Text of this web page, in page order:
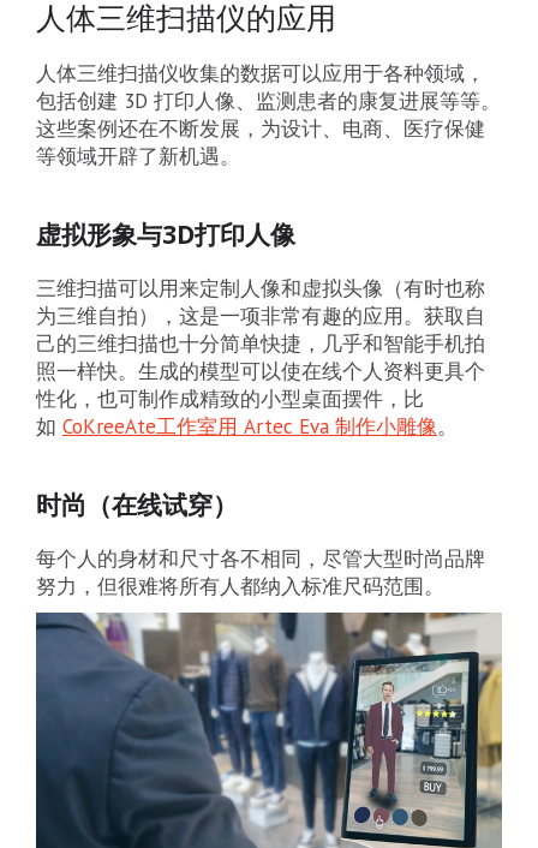
人体三维扫描仪的应用
人体三维扫描仪收集的数据可以应用于各种领域，
包括创建 3D 打印人像、监测患者的康复进展等等。
这些案例还在不断发展，为设计、电商、医疗保健
等领域开辟了新机遇。
虚拟形象与3D打印人像
三维扫描可以用来定制人像和虚拟头像（有时也称
为三维自拍），这是一项非常有趣的应用。获取自
己的三维扫描也十分简单快捷，几乎和智能手机拍
照一样快。生成的模型可以使在线个人资料更具个
性化，也可制作成精致的小型桌面摆件，比
如 CoKreeAte工作室用 Artec Eva 制作小雕像。
时尚（在线试穿）
每个人的身材和尺寸各不相同，尽管大型时尚品牌
努力，但很难将所有人都纳入标准尺码范围。